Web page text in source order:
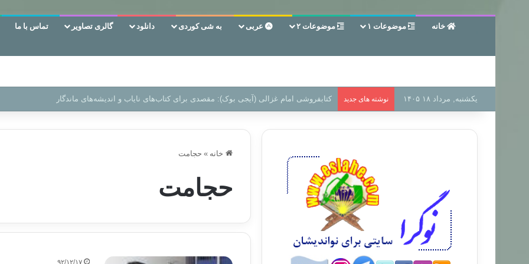
خانه موضوعات ۱ موضوعات ۲ عربی به شی کوردی دانلود گالری تصاویر تماس با ما
یکشنبه, مرداد ۱۸ ۱۴۰۵ نوشته های جدید سر دفتر فساد در زمین‌، دوری وکناره‌گیری از راه خداست‌!
خانه » حجامت
حجامت
۹۲/۱۲/۱۷